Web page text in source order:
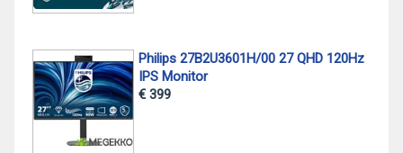
Philips 27B2U3601H/00 27 QHD 120Hz
IPS Monitor
€ 399